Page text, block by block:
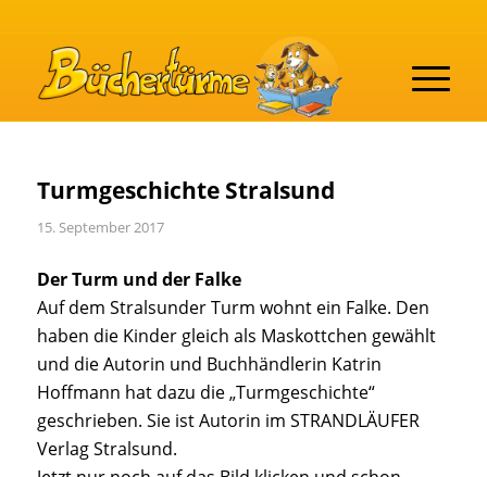
Turmgeschichte Stralsund
15. September 2017
Der Turm und der Falke
Auf dem Stralsunder Turm wohnt ein Falke. Den
haben die Kinder gleich als Maskottchen gewählt
und die Autorin und Buchhändlerin Katrin
Hoffmann hat dazu die „Turmgeschichte“
geschrieben. Sie ist Autorin im STRANDLÄUFER
Verlag Stralsund.